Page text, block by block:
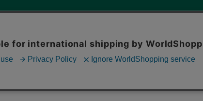
ます。ボタンから同意の可否を選択してください。選
なります。クッキーを通じて収集する情報には「お客